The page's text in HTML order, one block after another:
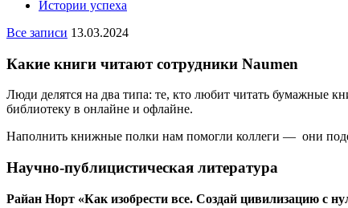
Истории успеха
Все записи 13.03.2024
Какие книги читают сотрудники Naumen
Люди делятся на два типа: те, кто любит читать бумажные
библиотеку в онлайне и офлайне.
Наполнить книжные полки нам помогли коллеги — они
Научно-публицистическая литература
Райан Норт «Как изобрести все. Создай цивилизацию с